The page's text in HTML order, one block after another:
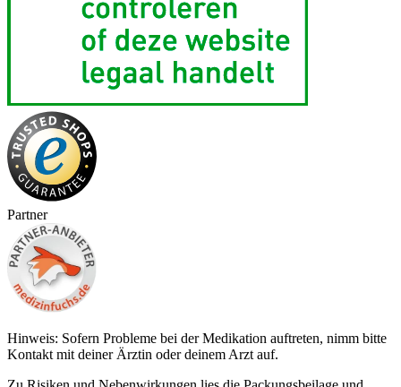
Partner
Hinweis: Sofern Probleme bei der Medikation auftreten, nimm bitte
Kontakt mit deiner Ärztin oder deinem Arzt auf.